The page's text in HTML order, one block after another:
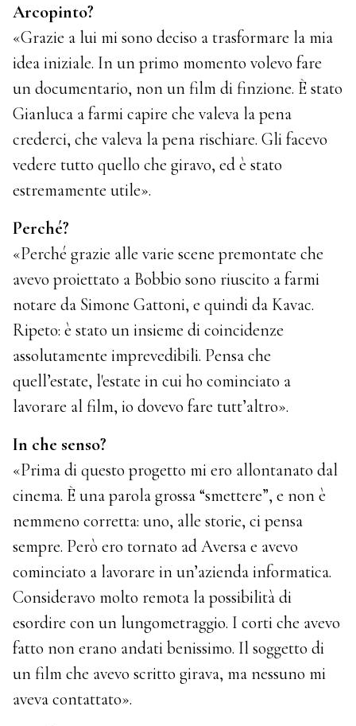
Arcopinto?
«Grazie a lui mi sono deciso a trasformare la mia
idea iniziale. In un primo momento volevo fare
un documentario, non un film di finzione. È stato
Gianluca a farmi capire che valeva la pena
crederci, che valeva la pena rischiare. Gli facevo
vedere tutto quello che giravo, ed è stato
estremamente utile».
Perché?
«Perché grazie alle varie scene premontate che
avevo proiettato a Bobbio sono riuscito a farmi
notare da Simone Gattoni, e quindi da Kavac.
Ripeto: è stato un insieme di coincidenze
assolutamente imprevedibili. Pensa che
quell’estate, l'estate in cui ho cominciato a
lavorare al film, io dovevo fare tutt’altro».
In che senso?
«Prima di questo progetto mi ero allontanato dal
cinema. È una parola grossa “smettere”, e non è
nemmeno corretta: uno, alle storie, ci pensa
sempre. Però ero tornato ad Aversa e avevo
cominciato a lavorare in un’azienda informatica.
Consideravo molto remota la possibilità di
esordire con un lungometraggio. I corti che avevo
fatto non erano andati benissimo. Il soggetto di
un film che avevo scritto girava, ma nessuno mi
aveva contattato».